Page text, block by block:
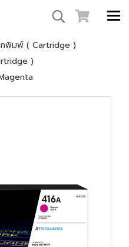
พิมพ์ ( Cartridge )
)